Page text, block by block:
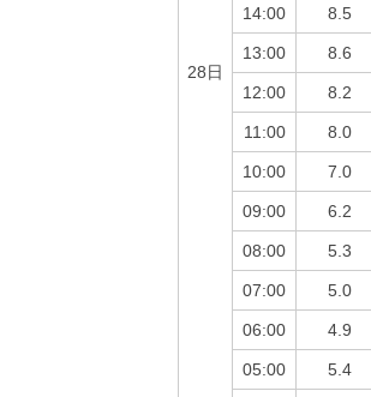
28日
14:00 8.5
13:00 8.6
12:00 8.2
11:00 8.0
10:00 7.0
09:00 6.2
08:00 5.3
07:00 5.0
06:00 4.9
05:00 5.4